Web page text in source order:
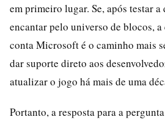
em primeiro lugar. Se, após testar a
encantar pelo universo de blocos,
conta Microsoft é o caminho mais
dar suporte direto aos
atualizar o jogo há mais de uma
Portanto, a resposta para a